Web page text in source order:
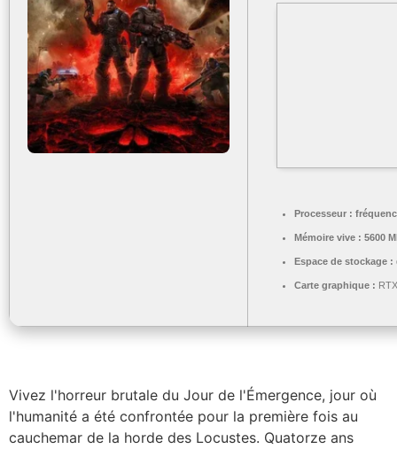
Processeur :
Mémoire vive : 5600
Espace de stockage :
Carte graphique :
Vivez l'horreur brutale du Jour de l'Émergence, jour où
l'humanité a été confrontée pour la première fois au
cauchemar de la horde des Locustes. Quatorze ans